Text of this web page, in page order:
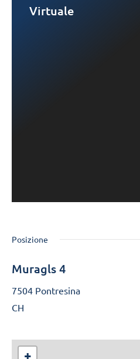
Virtuale
Posizione
Muragls 4
7504 Pontresina
CH
+